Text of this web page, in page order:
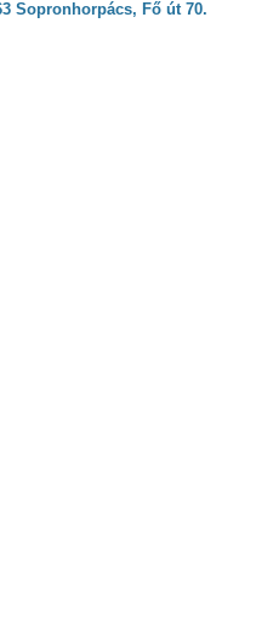
Sopronhorpács, Fő út 70.